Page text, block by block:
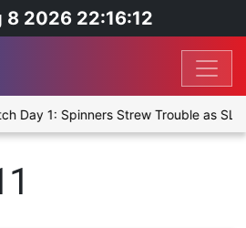
8 2026 22:16:12
Day 1: Spinners Strew Trouble as